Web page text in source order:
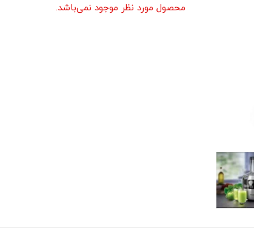
محصول مورد نظر موجود نمی‌باشد.